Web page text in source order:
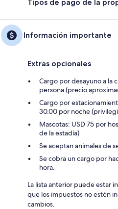
Tipos de pago de la
Información importante
Extras opcionales
Cargo por desayuno a la
persona (precio
Cargo por
30.00 por noche
Mascotas: USD 75 por
de la estadía)
Se aceptan animales de
Se cobra un cargo por
hora.
La lista anterior puede estar
que los impuestos no estén
cambios.